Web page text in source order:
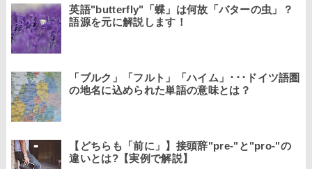
英語"butterfly"「蝶」は何故「バターの虫」？
語源を元に解説します！
「ブルク」「フルト」「ハイム」･･･ドイツ語圏
の地名に込められた単語の意味とは？
【どちらも「前に」】接頭辞"pre-"と"pro-"の
違いとは?【実例で解説】